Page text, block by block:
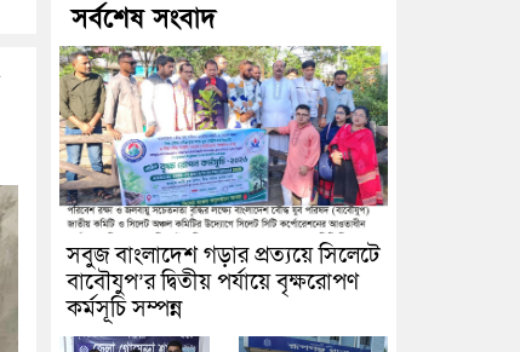
সর্বশেষ সংবাদ
সবুজ বাংলাদেশ গড়ার প্রত্যয়ে সিলেটে
বাবৌযুপ’র দ্বিতীয় পর্যায়ে বৃক্ষরোপণ
কর্মসূচি সম্পন্ন